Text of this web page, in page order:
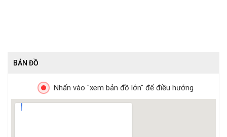
BẢN ĐỒ
Nhấn vào "xem bản đồ lớn" để điều hướng